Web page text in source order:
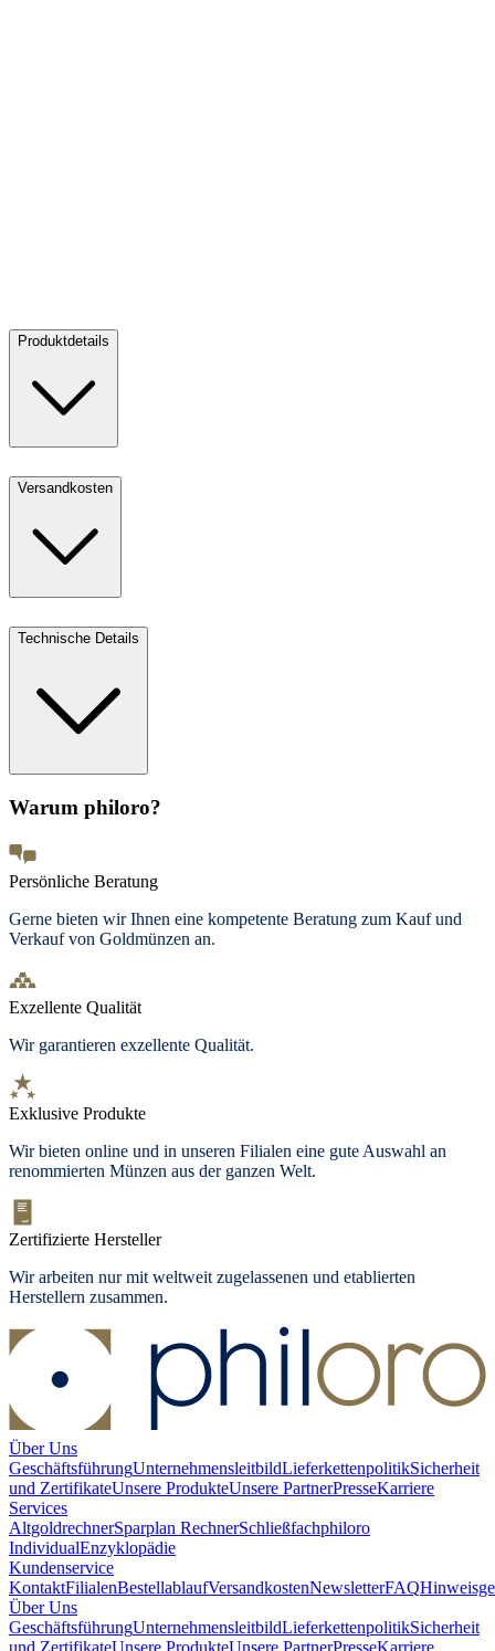
Produktdetails
Versandkosten
Technische Details
Warum philoro?
Persönliche Beratung
Gerne bieten wir Ihnen eine kompetente Beratung zum Kauf und
Verkauf von Goldmünzen an.
Exzellente Qualität
Wir garantieren exzellente Qualität.
Exklusive Produkte
Wir bieten online und in unseren Filialen eine gute Auswahl an
renommierten Münzen aus der ganzen Welt.
Zertifizierte Hersteller
Wir arbeiten nur mit weltweit zugelassenen und etablierten
Herstellern zusammen.
Über Uns
GeschäftsführungUnternehmensleitbildLieferkettenpolitikSicherheit
und ZertifikateUnsere ProdukteUnsere PartnerPresseKarriere
Services
AltgoldrechnerSparplan RechnerSchließfachphiloro
IndividualEnzyklopädie
Kundenservice
KontaktFilialenBestellablaufVersandkostenNewsletterFAQ
Über Uns
GeschäftsführungUnternehmensleitbildLieferkettenpolitikSicherheit